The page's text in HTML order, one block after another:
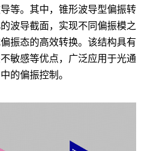
等。其中，锥形波导型偏振转
波导截面，实现不同偏振模之
振态的高效转换。该结构具有
敏感等优点，广泛应用于光通
的偏振控制。